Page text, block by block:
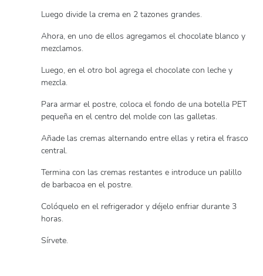
Luego divide la crema en 2 tazones grandes.
Ahora, en uno de ellos agregamos el chocolate blanco y
mezclamos.
Luego, en el otro bol agrega el chocolate con leche y
mezcla.
Para armar el postre, coloca el fondo de una botella PET
pequeña en el centro del molde con las galletas.
Añade las cremas alternando entre ellas y retira el frasco
central.
Termina con las cremas restantes e introduce un palillo
de barbacoa en el postre.
Colóquelo en el refrigerador y déjelo enfriar durante 3
horas.
Sírvete.